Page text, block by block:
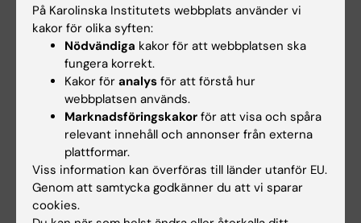
Professor i omvårdnad vid institutionen för
neurobiologi, vårdvetenskap och samhälle
Ulrica Nilsson är född Dals-Ed 1960 och blev leg
sjuksköterska 1980. Som kliniker arbetar hon
sedan 1985 som specialistsjuksköterska i
anestesivård – idag vid Karolinska
universitetssjukhuset.
Hon disputerade vid Linköpings universitet 2003
och började sedan forska vid Örebro universitet.
På Karolinska Institutets webbplats använder vi
kakor för olika syften:
Nödvändiga kakor för att webbplatsen ska
fungera korrekt.
Kakor för analys för att förstå hur
webbplatsen används.
Marknadsföringskakor för att visa och spåra
relevant innehåll och annonser från externa
plattformar.
Viss information kan överföras till länder utanför EU.
Genom att samtycka godkänner du att vi sparar
cookies.